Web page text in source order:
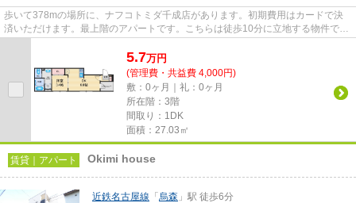
歩いて378mの場所に、ナフコトミダ千成店があります。初期費用はカードで決
済いただけます。最上階のアパートです。こちらは徒歩10分に立地する物件で
5.7万円
(管理費・共益費 4,000円)
敷：0ヶ月｜礼：0ヶ月
所在階：3階
間取り：1DK
面積：27.03㎡
賃貸｜アパート Okimi house
近鉄名古屋線 「 烏森 」駅 徒歩6分